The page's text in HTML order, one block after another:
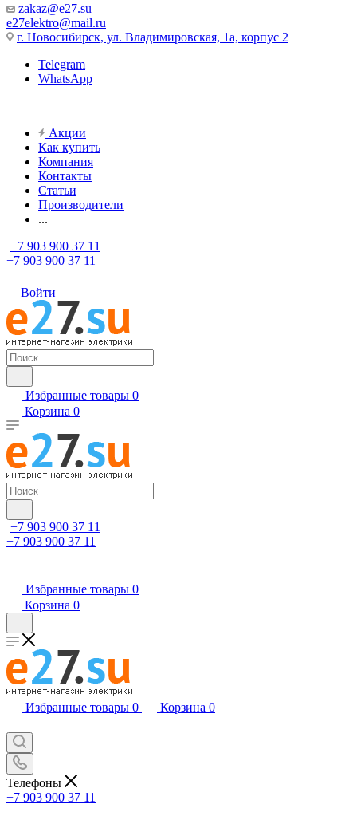
zakaz@e27.su
e27elektro@mail.ru
г. Новосибирск, ул. Владимировская, 1а, корпус 2
Telegram
WhatsApp
Акции
Как купить
Компания
Контакты
Статьи
Производители
...
+7 903 900 37 11
+7 903 900 37 11
Войти
Избранные товары 0
Корзина 0
+7 903 900 37 11
+7 903 900 37 11
Избранные товары 0
Корзина 0
Избранные товары 0 Корзина 0
Телефоны
+7 903 900 37 11